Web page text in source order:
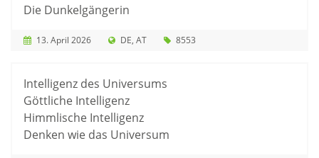
Die Dunkelgängerin
13. April 2026 DE AT 8553
Intelligenz des Universums
Göttliche Intelligenz
Himmlische Intelligenz
Denken wie das Universum